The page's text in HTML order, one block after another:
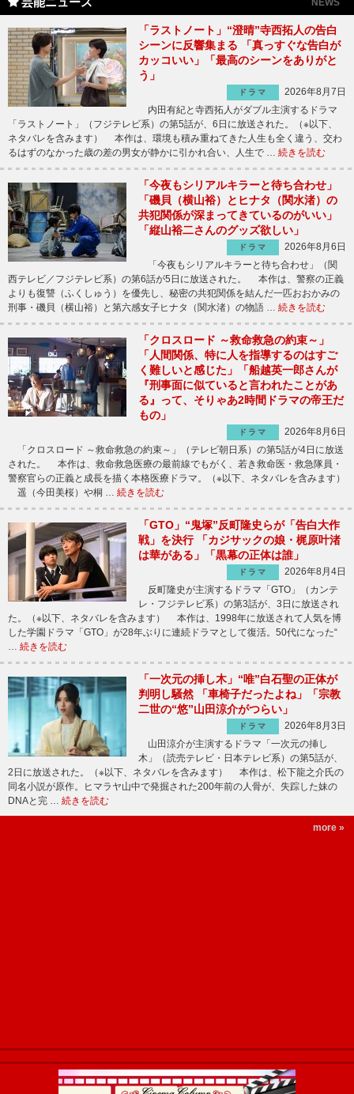
NEWS
「ラストノート」“澄晴”寺西拓人の告白
シーンに反響集まる 「真っすぐな告白が
カッコいい」「最高のシーンをありがと
う」
ドラマ
2026年8月7日
内田有紀と寺西拓人がダブル主演するドラマ
「ラストノート」（フジテレビ系）の第5話が、6日に放送された。（※以下、
ネタバレを含みます） 本作は、環境も積み重ねてきた人生も全く違う、交わ
るはずのなかった歳の差の男女が静かに引かれ合い、人生で … 続きを読む
「今夜もシリアルキラーと待ち合わせ」
「磯貝（横山裕）とヒナタ（関水渚）の
共犯関係が深まってきているのがいい」
「縦山裕二さんのグッズ欲しい」
ドラマ
2026年8月6日
「今夜もシリアルキラーと待ち合わせ」（関
西テレビ／フジテレビ系）の第6話が5日に放送された。 本作は、警察の正義
よりも復讐（ふくしゅう）を優先し、秘密の共犯関係を結んだ一匹おおかみの
刑事・磯貝（横山裕）と第六感女子ヒナタ（関水渚）の物語 … 続きを読む
「クロスロード ～救命救急の約束～」
「人間関係、特に人を指導するのはすご
く難しいと感じた」「船越英一郎さんが
『刑事面に似ていると言われたことがあ
る』って、そりゃあ2時間ドラマの帝王だ
もの」
ドラマ
2026年8月6日
「クロスロード ～救命救急の約束～」（テレビ朝日系）の第5話が4日に放送
された。 本作は、救命救急医療の最前線でもがく、若き救命医・救急隊員・
警察官らの正義と成長を描く本格医療ドラマ。（※以下、ネタバレを含みます）
遥（今田美桜）や桐 … 続きを読む
「GTO」“鬼塚”反町隆史らが「告白大作
戦」を決行 「カジサックの娘・梶原叶渚
は華がある」「黒幕の正体は誰」
ドラマ
2026年8月4日
反町隆史が主演するドラマ「GTO」（カンテ
レ・フジテレビ系）の第3話が、3日に放送され
た。（※以下、ネタバレを含みます） 本作は、1998年に放送されて人気を博
した学園ドラマ「GTO」が28年ぶりに連続ドラマとして復活。50代になった“
… 続きを読む
「一次元の挿し木」“唯”白石聖の正体が
判明し騒然 「車椅子だったよね」「宗教
二世の“悠”山田涼介がつらい」
ドラマ
2026年8月3日
山田涼介が主演するドラマ「一次元の挿し
木」（読売テレビ・日本テレビ系）の第5話が、
2日に放送された。（※以下、ネタバレを含みます） 本作は、松下龍之介氏の
同名小説が原作。ヒマラヤ山中で発掘された200年前の人骨が、失踪した妹の
DNAと完 … 続きを読む
more »